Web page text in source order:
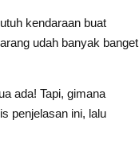
kendaraan buat
udah banyak banget
ada! Tapi, gimana
penjelasan ini, lalu